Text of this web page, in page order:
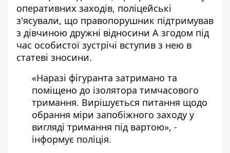
оперативних заходів, поліцейські
з'ясували, що правопорушник підтримував
з дівчиною дружні відносини А згодом під
час особистої зустрічі вступив з нею в
статеві зносини.
«Наразі фігуранта затримано та
поміщено до ізолятора тимчасового
тримання. Вирішується питання щодо
обрання міри запобіжного заходу у
вигляді тримання під вартою», -
інформує поліція.